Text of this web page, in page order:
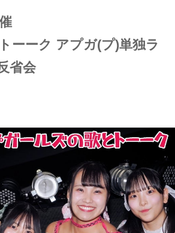
ーーク アプガ(プ)単独ラ
省会